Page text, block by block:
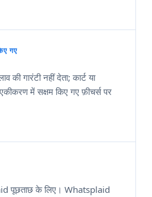
गए
की गारंटी नहीं देता; कार्ट या
में सक्षम किए गए फ़ीचर्स पर
पूछताछ के लिए। Whatsplaid